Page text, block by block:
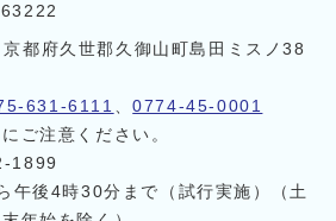
都府久世郡久御山町島田ミスノ38
631-6111 、0774-45-0001
ご注意ください。
1899
後4時30分まで（試行実施）（土